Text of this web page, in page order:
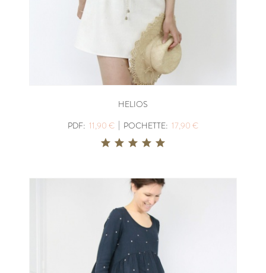
HELIOS
PDF: 11,90 € | POCHETTE: 17,90 €